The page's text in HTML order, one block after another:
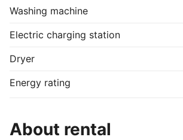
Washing machine
Electric charging station
Dryer
Energy rating
About rental